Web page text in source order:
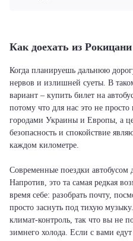
Как доехать из
Когда планируешь дальнюю
нервов и излишней суеты. В
вариант – купить билет на
потому что для нас это не
городами Украины и Европы, а
безопасность и спокойствие
каждом километре.
Современные поездки автобусом
Напротив, это та самая редкая
время себе: разобрать почту,
просто заснуть под тихую
климат-контроль, так что вы не
зимнего холода. Если с вами